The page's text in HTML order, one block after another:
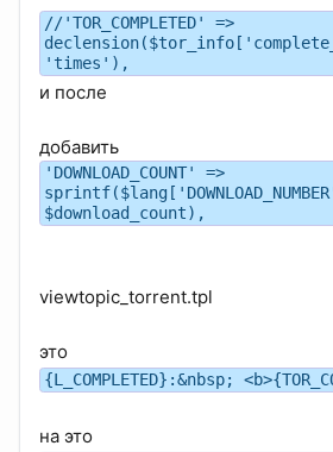
//'TOR_COMPLETED' =>
'times'),
и после
добавить
'DOWNLOAD_COUNT' =>
$download_count),
viewtopic_torrent.tpl
это
{L_COMPLETED}:&nbsp;
на это